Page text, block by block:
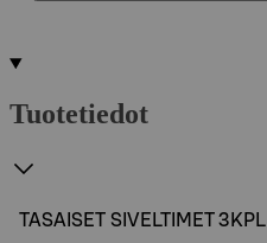
Tuotetiedot
TASAISET SIVELTIMET 3KPL